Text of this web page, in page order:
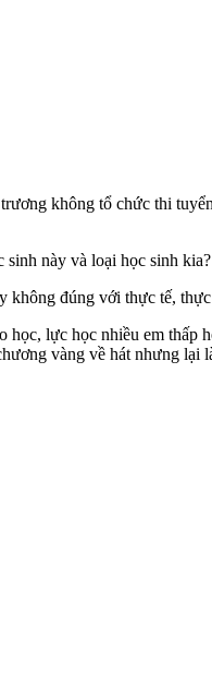
không tổ chức thi
sinh này và loại học sinh
không đúng với thực tế,
học, lực học nhiều em
vàng về hát nhưng lại